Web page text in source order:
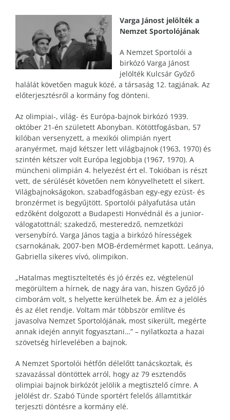
Varga Jánost jelölték a
Nemzet Sportolójának
A Nemzet Sportolói a
birkózó Varga Jánost
jelölték Kulcsár Győző
halálát követően maguk közé, a társaság 12. tagjának. Az
előterjesztésről a kormány fog dönteni.
Az olimpiai-, világ- és Európa-bajnok birkózó 1939.
október 21-én született Abonyban. Kötöttfogásban, 57
kilóban versenyzett, a mexikói olimpián nyert
aranyérmet, majd kétszer lett világbajnok (1963, 1970) és
szintén kétszer volt Európa legjobbja (1967, 1970). A
müncheni olimpián 4. helyezést ért el. Tokióban is részt
vett, de sérülését követően nem könyvelhetett el sikert.
Világbajnokságokon, szabadfogásban egy-egy ezüst- és
bronzérmet is begyűjtött. Sportolói pályafutása után
edzőként dolgozott a Budapesti Honvédnál és a junior-
válogatottnál; szakedző, mesteredző, nemzetközi
versenybíró. Varga János tagja a birkózó hírességek
csarnokának, 2007-ben MOB-érdemérmet kapott. Leánya,
Gabriella sikeres vívó, olimpikon.
„Hatalmas megtiszteltetés és jó érzés ez, végtelenül
megörültem a hírnek, de nagy ára van, hiszen Győző jó
cimborám volt, s helyette kerülhetek be. Ám ez a jelölés
és az élet rendje. Voltam már többször említve és
javasolva Nemzet Sportolójának, most sikerült, megérte
annak idején annyit fogyasztani…” – nyilatkozta a hazai
szövetség hírlevelében a bajnok.
A Nemzet Sportolói hétfőn délelőtt tanácskoztak, és
szavazással döntöttek arról, hogy az 79 esztendős
olimpiai bajnok birkózót jelölik a megtisztelő címre. A
jelölést dr. Szabó Tünde sportért felelős államtitkár
terjeszti döntésre a kormány elé.